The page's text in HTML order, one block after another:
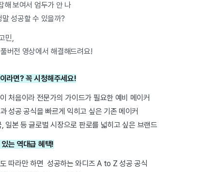
보여서 엄두가 안 나
성공할 수 있을까?
민,
버전 영상에서 해결해드려요!
라면? 꼭 시청해주세요!
처음이라 전문가의 가이드가 필요한 예비 메이커
성공 공식을 빠르게 익히고 싶은 기존 메이커
일본 등 글로벌 시장으로 판로를 넓히고 싶은 브랜드
는 역대급 혜택!
따라만 하면 성공하는 와디즈 A to Z 성공 공식